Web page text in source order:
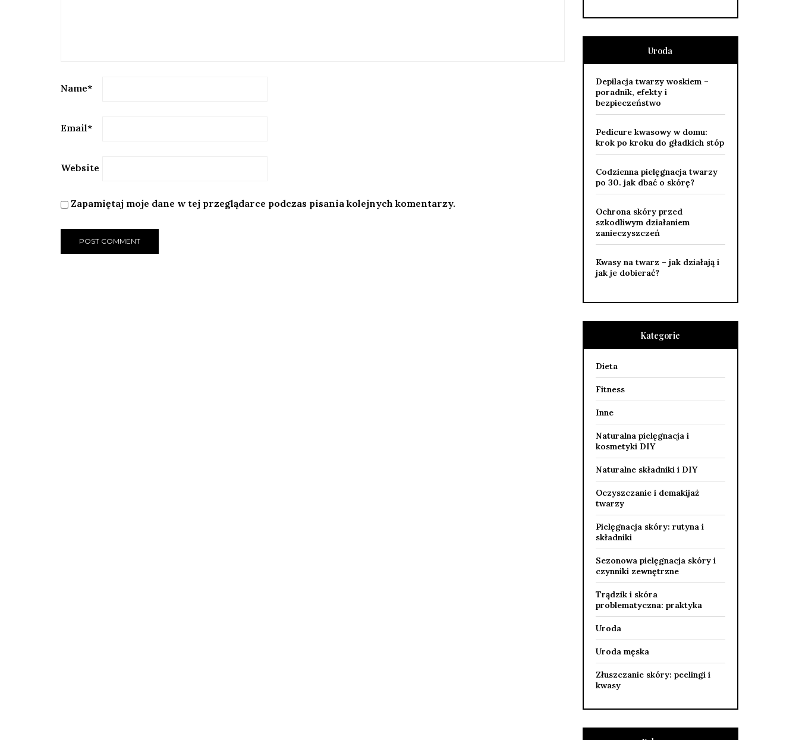
Name*
Email*
Website
Zapamiętaj moje dane w tej przeglądarce podczas pisania kolejnych komentarzy.
Uroda
Depilacja twarzy woskiem –
poradnik, efekty i
bezpieczeństwo
Pedicure kwasowy w domu:
krok po kroku do gładkich stóp
Codzienna pielęgnacja twarzy
po 30. jak dbać o skórę?
Ochrona skóry przed
szkodliwym działaniem
zanieczyszczeń
Kwasy na twarz – jak działają i
jak je dobierać?
Kategorie
Dieta
Fitness
Inne
Naturalna pielęgnacja i
kosmetyki DIY
Naturalne składniki i DIY
Oczyszczanie i demakijaż
twarzy
Pielęgnacja skóry: rutyna i
składniki
Sezonowa pielęgnacja skóry i
czynniki zewnętrzne
Trądzik i skóra
problematyczna: praktyka
Uroda
Uroda męska
Złuszczanie skóry: peelingi i
kwasy